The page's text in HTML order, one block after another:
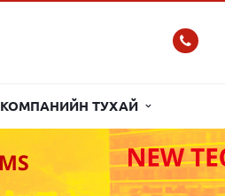
КОМПАНИЙН ТУХАЙ